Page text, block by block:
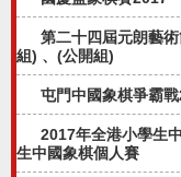
第二十四屆元朗藝
組) 、(公開組)
屯門中國象棋爭霸
2017年全港小學生
生中國象棋個人賽